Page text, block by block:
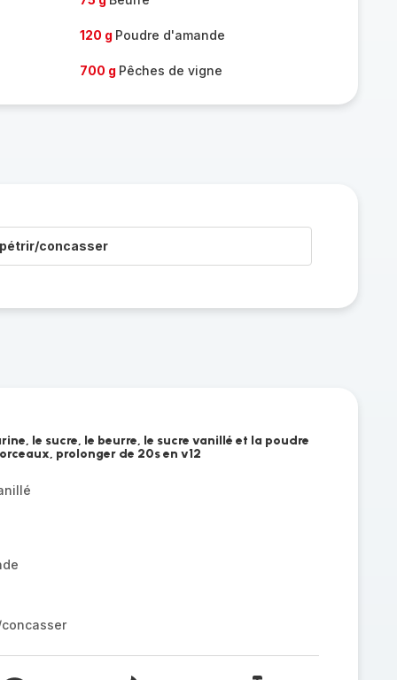
120 g Poudre d'amande
700 g Pêches de vigne
concasser
le sucre, le beurre, le sucre vanillé et la poudre
prolonger de 20s en v12